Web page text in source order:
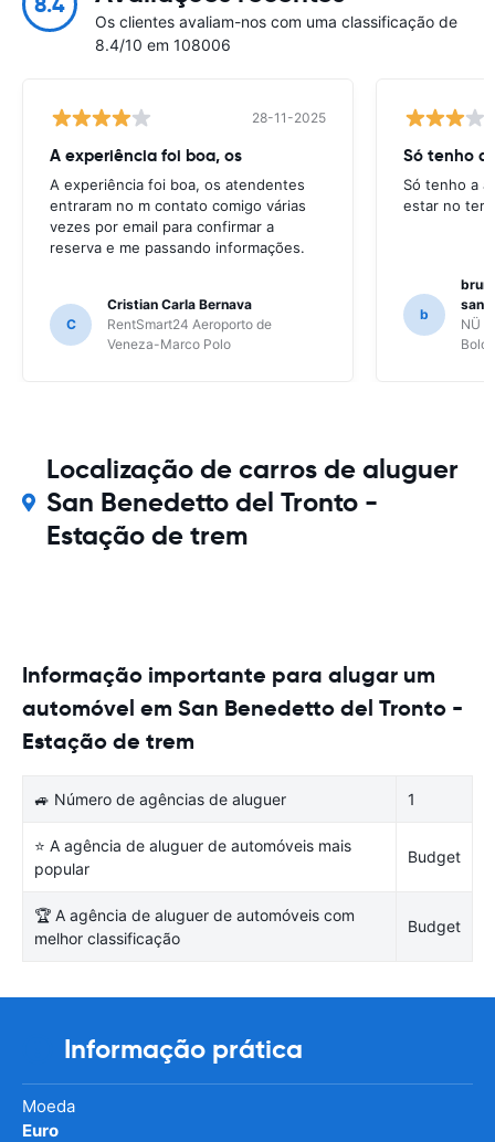
Os clientes avaliam-nos com uma classificação de
8.4/10 em 108006
28-11-2025
A experiência foi boa, os
A experiência foi boa, os atendentes
entraram no m contato comigo várias
vezes por email para confirmar a
reserva e me passando informações.
C
Cristian Carla Bernava
RentSmart24 Aeroporto de
Veneza-Marco Polo
Só tenho a
Só tenho a
estar no
b
NÜ
Localização de carros de aluguer
San Benedetto del Tronto -
Estação de trem
Informação importante para alugar um
automóvel em San Benedetto del Tronto -
Estação de trem
🚙 Número de agências de aluguer 1
⭐ A agência de aluguer de automóveis mais
popular
Budget
🏆 A agência de aluguer de automóveis com
melhor classificação
Budget
Informação prática
Moeda
Euro